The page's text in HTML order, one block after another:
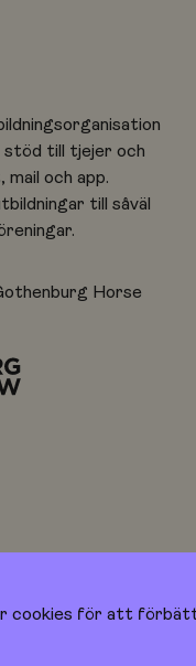
cookies för att
stöd till tjejer och
och app.
till såväl
Horse